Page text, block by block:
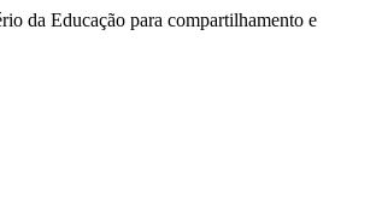
da Educação para compartilhamento e